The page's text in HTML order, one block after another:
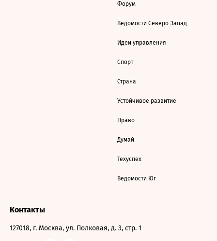
Форум
Ведомости Северо-Запад
Идеи управления
Спорт
Страна
Устойчивое развитие
Право
Думай
Техуспех
Ведомости Юг
Контакты
127018, г. Москва, ул. Полковая, д. 3, стр. 1